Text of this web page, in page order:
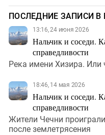
ПОСЛЕДНИЕ ЗАПИСИ В
13:16, 24 июня 2026
Нальчик и соседи.
справедливости
Река имени Хизира. Или
18:46, 14 мая 2026
Нальчик и соседи.
справедливости
Жители Чечни
после землетрясения